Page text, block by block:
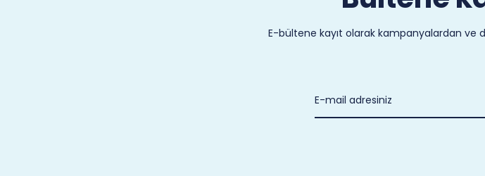
E-bültene kayıt olarak kampanyalardan ve